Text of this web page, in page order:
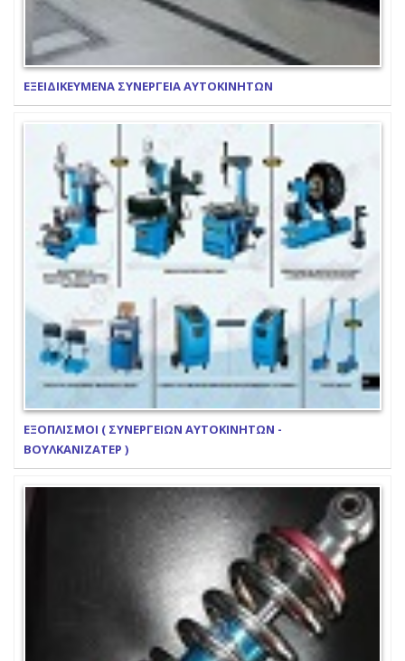
ΕΞΕΙΔΙΚΕΥΜΕΝΑ ΣΥΝΕΡΓΕΙΑ ΑΥΤΟΚΙΝΗΤΩΝ
ΕΞΟΠΛΙΣΜΟΙ ( ΣΥΝΕΡΓΕΙΩΝ ΑΥΤΟΚΙΝΗΤΩΝ -
ΒΟΥΛΚΑΝΙΖΑΤΕΡ )